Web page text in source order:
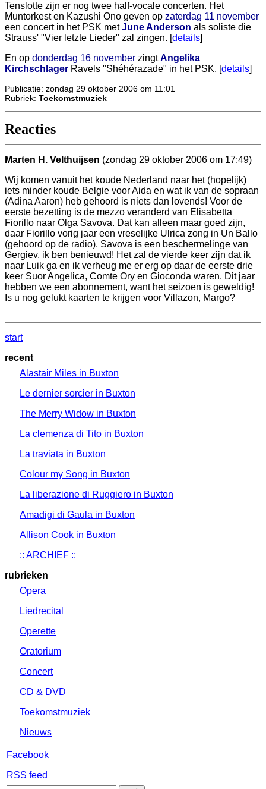
Tenslotte zijn er nog twee half-vocale concerten. Het
Muntorkest en Kazushi Ono geven op zaterdag 11 november
een concert in het PSK metJune Anderson als soliste die
Strauss' "Vier letzte Lieder" zal zingen. [details]
En op donderdag 16 november zingtAngelika
Kirchschlager Ravels "Shéhérazade" in het PSK. [details]
Publicatie: zondag 29 oktober 2006 om 11:01
Rubriek: Toekomstmuziek
Reacties
Marten H. Velthuijsen (zondag 29 oktober 2006 om 17:49)
Wij komen vanuit het koude Nederland naar het (hopelijk)
iets minder koude Belgie voor Aida en wat ik van de sopraan
(Adina Aaron) heb gehoord is niets dan lovends! Voor de
eerste bezetting is de mezzo veranderd van Elisabetta
Fiorillo naar Olga Savova. Dat kan alleen maar goed zijn,
daar Fiorillo vorig jaar een vreselijke Ulrica zong in Un Ballo
(gehoord op de radio). Savova is een beschermelinge van
Gergiev, ik ben benieuwd! Het zal de vierde keer zijn dat ik
naar Luik ga en ik verheug me er erg op daar de eerste drie
keer Suor Angelica, Comte Ory en Gioconda waren. Dit jaar
hebben we een abonnement, want het seizoen is geweldig!
Is u nog gelukt kaarten te krijgen voor Villazon, Margo?
start
recent
Alastair Miles in Buxton
Le dernier sorcier in Buxton
The Merry Widow in Buxton
La clemenza di Tito in Buxton
La traviata in Buxton
Colour my Song in Buxton
La liberazione di Ruggiero in Buxton
Amadigi di Gaula in Buxton
Allison Cook in Buxton
:: ARCHIEF ::
rubrieken
Opera
Liedrecital
Operette
Oratorium
Concert
CD & DVD
Toekomstmuziek
Nieuws
Facebook
RSS feed